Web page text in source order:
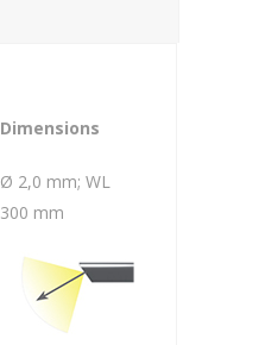
Dimensions
Ø 2,0 mm; WL
300 mm